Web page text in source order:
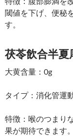
閾値を下げ、便秘
す。
茯苓飲合半夏
大黄含量：0g
タイプ：消化管運
特徴：喉のつまり
果が期待できます。